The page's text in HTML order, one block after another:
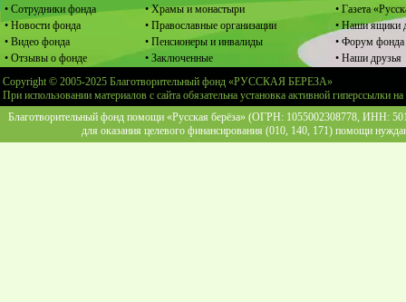
• Сотрудники фонда
• Новости фонда
• Видео фонда
• Отзывы о фонде
• Храмы и монастыри
• Православные организации
• Пенсионеры и инвалиды
• Заключенные
• Газета
• Наши ящики
• Форум фонда
• Наши друзья
Copyright © 2005-2025 Благотворительный фонд «РУССКАЯ БЕРЕЗА»
При использовании материалов с сайта обязательна установка активной гиперссылки
Благотворительный фонд помощи «Русская берёза» (ОГРН: 1055002308778, ИНН:
для оказания целевого финансирования (010, 140, 171) помощи